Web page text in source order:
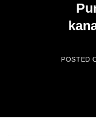
POSTED